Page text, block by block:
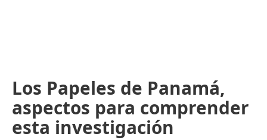
Los Papeles de Panamá,
aspectos para comprender
esta investigación